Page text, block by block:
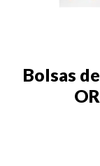
Bolsas